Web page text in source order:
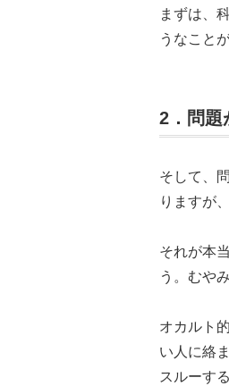
まずは、
うなこと
2．問題
そして、
りますが
それが本
う。むや
オカルト
い人に絡
スルーす